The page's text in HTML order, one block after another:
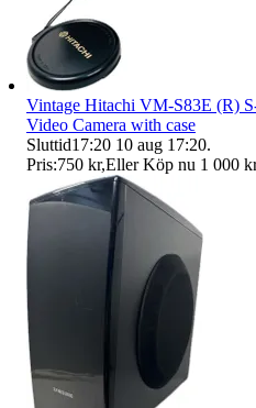
Vintage Hitachi VM-S83E (R)
Video Camera with case
Sluttid17:20 10 aug 17:20.
Pris:750 kr,Eller Köp nu 1 000 kr